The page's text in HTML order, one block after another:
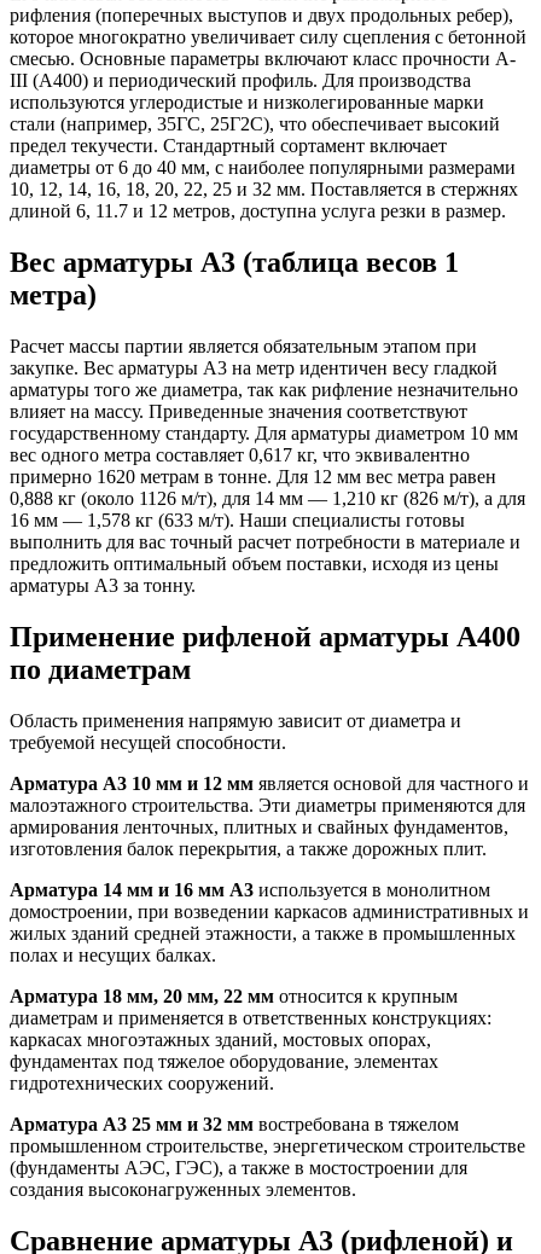
рифления (поперечных выступов и двух продольных ребер),
которое многократно увеличивает силу сцепления с бетонной
смесью. Основные параметры включают класс прочности А-
III (А400) и периодический профиль. Для производства
используются углеродистые и низколегированные марки
стали (например, 35ГС, 25Г2С), что обеспечивает высокий
предел текучести. Стандартный сортамент включает
диаметры от 6 до 40 мм, с наиболее популярными размерами
10, 12, 14, 16, 18, 20, 22, 25 и 32 мм. Поставляется в стержнях
длиной 6, 11.7 и 12 метров, доступна услуга резки в размер.
Вес арматуры А3 (таблица весов 1
метра)
Расчет массы партии является обязательным этапом при
закупке. Вес арматуры А3 на метр идентичен весу гладкой
арматуры того же диаметра, так как рифление незначительно
влияет на массу. Приведенные значения соответствуют
государственному стандарту. Для арматуры диаметром 10 мм
вес одного метра составляет 0,617 кг, что эквивалентно
примерно 1620 метрам в тонне. Для 12 мм вес метра равен
0,888 кг (около 1126 м/т), для 14 мм — 1,210 кг (826 м/т), а для
16 мм — 1,578 кг (633 м/т). Наши специалисты готовы
выполнить для вас точный расчет потребности в материале и
предложить оптимальный объем поставки, исходя из цены
арматуры А3 за тонну.
Применение рифленой арматуры А400
по диаметрам
Область применения напрямую зависит от диаметра и
требуемой несущей способности.
Арматура А3 10 мм и 12 мм является основой для частного и
малоэтажного строительства. Эти диаметры применяются для
армирования ленточных, плитных и свайных фундаментов,
изготовления балок перекрытия, а также дорожных плит.
Арматура 14 мм и 16 мм А3 используется в монолитном
домостроении, при возведении каркасов административных и
жилых зданий средней этажности, а также в промышленных
полах и несущих балках.
Арматура 18 мм, 20 мм, 22 мм относится к крупным
диаметрам и применяется в ответственных конструкциях:
каркасах многоэтажных зданий, мостовых опорах,
фундаментах под тяжелое оборудование, элементах
гидротехнических сооружений.
Арматура А3 25 мм и 32 мм востребована в тяжелом
промышленном строительстве, энергетическом строительстве
(фундаменты АЭС, ГЭС), а также в мостостроении для
создания высоконагруженных элементов.
Сравнение арматуры А3 (рифленой) и